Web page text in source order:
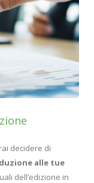
decidere di
alle tue
dell’edizione in